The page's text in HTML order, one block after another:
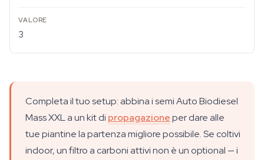
3
Completa il tuo setup: abbina i semi Auto Biodiesel
Mass XXL a un kit di propagazioneper dare alle
tue piantine la partenza migliore possibile. Se coltivi
indoor, un filtro a carboni attivi non è un optional — i